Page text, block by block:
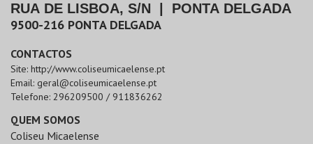
RUA DE LISBOA, S/N PONTA DELGADA
9500-216 PONTA DELGADA
CONTACTOS
Site: http://www.coliseumicaelense.pt
Email: geral@coliseumicaelense.pt
Telefone: 296209500 / 911836262
QUEM SOMOS
Coliseu Micaelense